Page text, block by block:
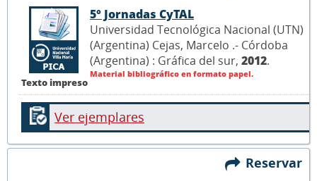
Texto impreso
5° Jornadas CyTAL
Universidad Tecnológica Nacional (UTN)
(Argentina) Cejas, Marcelo .- Córdoba
(Argentina) : Gráfica del sur, 2012.
Material bibliográfico en formato papel.
Ver ejemplares
Reservar